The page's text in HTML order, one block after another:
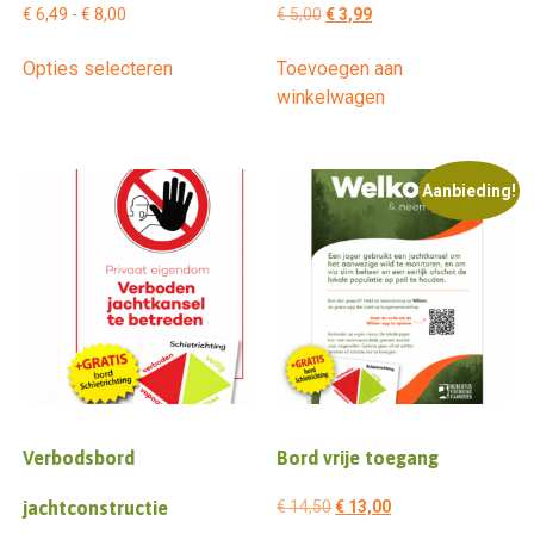
€ 6,49 - € 8,00
tot
Opties selecterenproduct
Deze
optie
kan
gekozen
worden
de
productpagina
€5,00Oorspronkelijke
was:
€ 5,00.
€3,99Huidige
is:
€ 3,99.
Toevoegen aan
winkelwagen
Verbodsbord
jachtconstructie
Aanbieding!
Bord vrije toegang
€14,50Oorspronkelijke
€ 13,00Huidige